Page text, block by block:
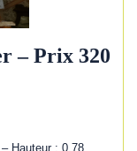
– Prix 320
Hauteur : 0,78